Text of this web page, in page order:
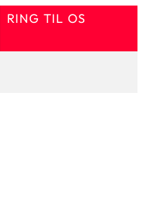
RING TIL OS